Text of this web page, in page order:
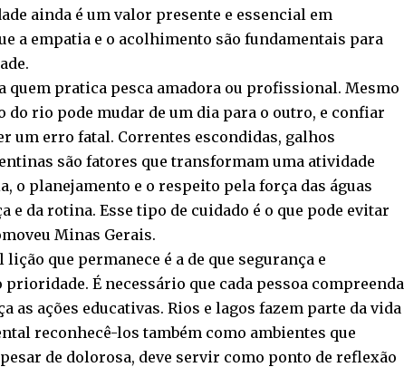
ainda é um valor presente e essencial em
a empatia e o acolhimento são fundamentais para
quem pratica pesca amadora ou profissional. Mesmo
rio pode mudar de um dia para o outro, e confiar
um erro fatal. Correntes escondidas, galhos
são fatores que transformam uma atividade
o planejamento e o respeito pela força das águas
e da rotina. Esse tipo de cuidado é o que pode evitar
Minas Gerais.
que permanece é a de que segurança e
É necessário que cada pessoa compreenda
as ações educativas. Rios e lagos fazem parte da vida
reconhecê-los também como ambientes que
de dolorosa, deve servir como ponto de reflexão